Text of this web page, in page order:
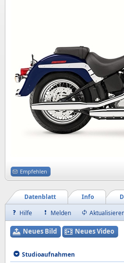
Empfehlen
Info
Datenblatt
Hilfe Melden
Neues Bild Neues Video
Studioaufnahmen